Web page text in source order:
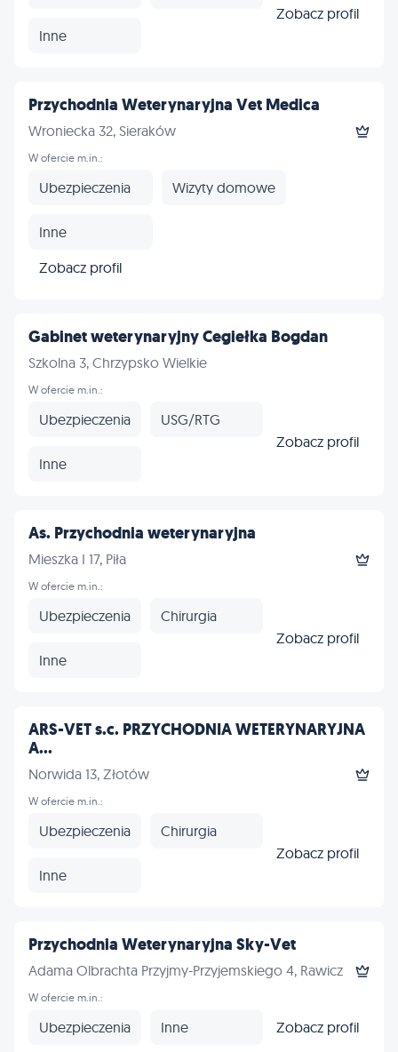
Inne
Zobacz profil
Przychodnia Weterynaryjna Vet Medica
Wroniecka 32, Sieraków
W ofercie m.in.:
Ubezpieczenia Wizyty domowe
Inne
Zobacz profil
Gabinet weterynaryjny Cegiełka Bogdan
Szkolna 3, Chrzypsko Wielkie
W ofercie m.in.:
Ubezpieczenia USG/RTG
Inne
Zobacz profil
As. Przychodnia weterynaryjna
Mieszka I 17, Piła
W ofercie m.in.:
Ubezpieczenia Chirurgia
Inne
Zobacz profil
ARS-VET s.c. PRZYCHODNIA WETERYNARYJNA
A...
Norwida 13, Złotów
W ofercie m.in.:
Ubezpieczenia Chirurgia
Inne
Zobacz profil
Przychodnia Weterynaryjna Sky-Vet
Adama Olbrachta Przyjmy-Przyjemskiego 4, Rawicz
W ofercie m.in.:
Ubezpieczenia Inne Zobacz profil